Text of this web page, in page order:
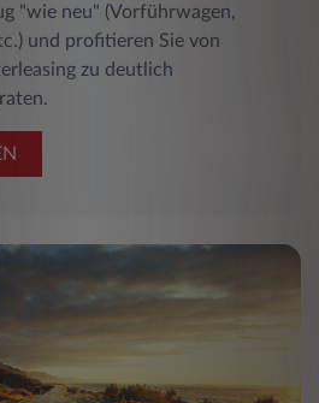
"wie neu" (Vorführwagen,
und profitieren Sie von
zu deutlich